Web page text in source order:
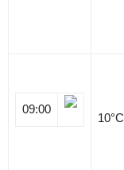
09:00
10°C